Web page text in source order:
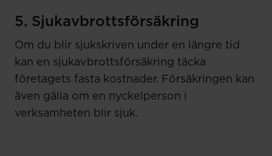
5. Sjukavbrottsförsäkring
Om du blir sjukskriven under en längre tid
kan en sjukavbrottsförsäkring täcka
företagets fasta kostnader. Försäkringen kan
även gälla om en nyckelperson i
verksamheten blir sjuk.